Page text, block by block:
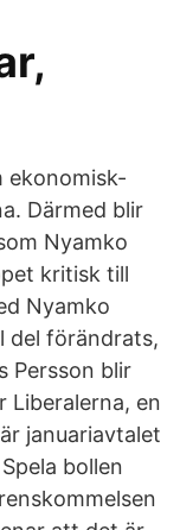
ekonomisk-
Därmed blir
Nyamko
kritisk till
Nyamko
del förändrats,
Persson blir
Liberalerna, en
januariavtalet
bollen